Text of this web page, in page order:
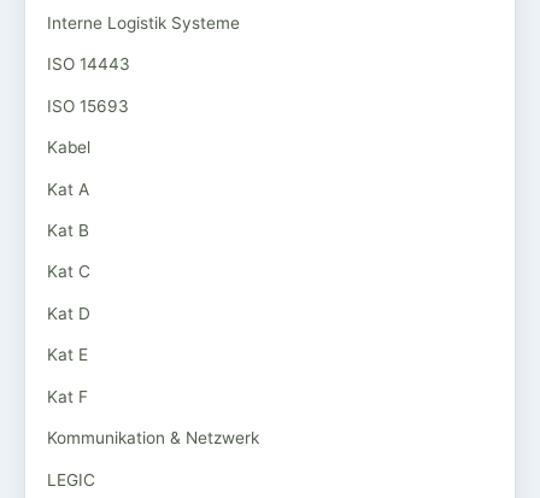
Interne Logistik Systeme
ISO 14443
ISO 15693
Kabel
Kat A
Kat B
Kat C
Kat D
Kat E
Kat F
Kommunikation & Netzwerk
LEGIC